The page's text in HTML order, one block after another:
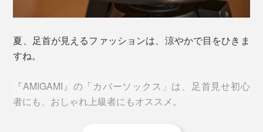
夜、仕事から帰宅した後。ジムで、しっかり汗をかいた
「あれ、いつもより、足がサラッとしてる」
「靴下のジメジメが気にならない」
写真は「カバーソックス」のブラックを着用中。ローファーやデッキシューズに
もぴったり
浅い「カバーソックス」が脱げにくいように、かかとの
内側には、滑り止めつき。
夏、足首が見えるファッションは、涼やかで目をひきま
すね。
『AMIGAMI』の「カバーソックス」は、足首見せ初心
者にも、おしゃれ上級者にもオススメ。